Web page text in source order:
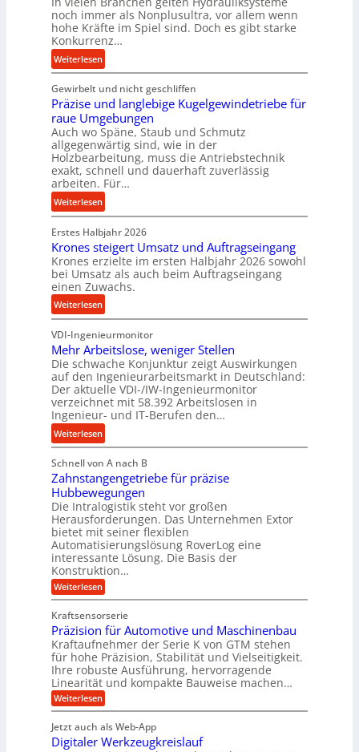
r
m
a
n
c
b
e
i
m
D
r
ü
c
k
p
r
o
z
e
s
noch immer als Nonplusultra, vor allem wenn
hohe Kräfte im Spiel sind. Doch es gibt starke
Konkurrenz…
Weiterlesen:
K
u
g
e
l
g
e
w
i
n
e
t
r
i
b
u
n
d
H
y
d
r
a
l
i
k
i
m
V
e
r
g
e
c
h
Gewirbelt und nicht geschliffen
Präzise und langlebige Kugelgewindetriebe für
raue Umgebungen
Auch wo Späne, Staub und Schmutz
allgegenwärtig sind, wie in der
Holzbearbeitung, muss die Antriebstechnik
exakt, schnell und dauerhaft zuverlässig
arbeiten. Für…
Weiterlesen:
P
r
ä
z
i
s
e
u
n
d
l
a
n
g
e
b
i
g
e
K
u
g
e
l
g
e
w
i
n
d
e
t
i
e
Erstes Halbjahr 2026
Krones steigert Umsatz und Auftragseingang
Krones erzielte im ersten Halbjahr 2026 sowohl
bei Umsatz als auch beim Auftragseingang
einen Zuwachs.
Weiterlesen:
K
r
o
n
e
s
s
t
e
e
r
t
U
m
s
a
t
u
n
d
A
u
f
t
r
a
VDI-Ingenieurmonitor
Mehr Arbeitslose, weniger Stellen
Die schwache Konjunktur zeigt Auswirkungen
auf den Ingenieurarbeitsmarkt in Deutschland:
Der aktuelle VDI-/IW-Ingenieurmonitor
verzeichnet mit 58.392 Arbeitslosen in
Ingenieur- und IT-Berufen den…
Weiterlesen:
M
e
h
r
A
r
b
e
i
t
s
l
o
s
e
,
w
e
n
i
Schnell von A nach B
Zahnstangengetriebe für präzise
Hubbewegungen
Die Intralogistik steht vor großen
Herausforderungen. Das Unternehmen Extor
bietet mit seiner flexiblen
Automatisierungslösung RoverLog eine
interessante Lösung. Die Basis der
Konstruktion…
Weiterlesen:
Z
h
n
s
t
a
n
g
e
n
e
t
Kraftsensorserie
Präzision für Automotive und Maschinenbau
Kraftaufnehmer der Serie K von GTM stehen
für hohe Präzision, Stabilität und Vielseitigkeit.
Ihre robuste Ausführung, hervorragende
Linearität und kompakte Bauweise machen…
Weiterlesen:
P
ä
z
Jetzt auch als Web-App
Digitaler Werkzeugkreislauf